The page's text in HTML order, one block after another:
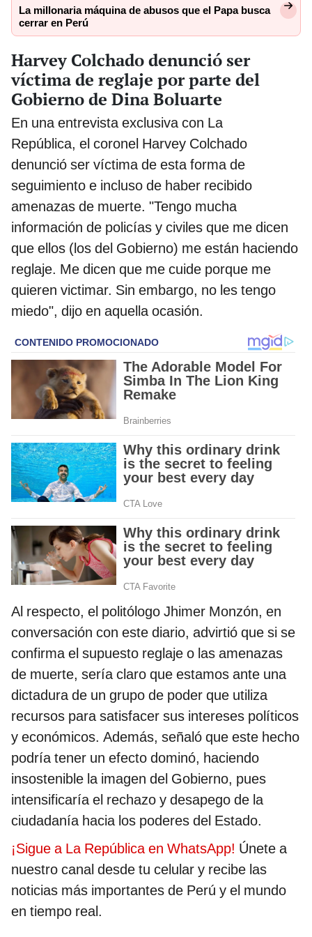
La millonaria máquina de abusos que el Papa busca
cerrar en Perú
Harvey Colchado denunció ser
víctima de reglaje por parte del
Gobierno de Dina Boluarte
En una entrevista exclusiva con La
República, el coronel Harvey Colchado
denunció ser víctima de esta forma de
seguimiento e incluso de haber recibido
amenazas de muerte. "Tengo mucha
información de policías y civiles que me dicen
que ellos (los del Gobierno) me están haciendo
reglaje. Me dicen que me cuide porque me
quieren victimar. Sin embargo, no les tengo
miedo", dijo en aquella ocasión.
Al respecto, el politólogo Jhimer Monzón, en
conversación con este diario, advirtió que si se
confirma el supuesto reglaje o las amenazas
de muerte, sería claro que estamos ante una
dictadura de un grupo de poder que utiliza
recursos para satisfacer sus intereses políticos
y económicos. Además, señaló que este hecho
podría tener un efecto dominó, haciendo
insostenible la imagen del Gobierno, pues
intensificaría el rechazo y desapego de la
ciudadanía hacia los poderes del Estado.
¡Sigue a La República en WhatsApp! Únete a
nuestro canal desde tu celular y recibe las
noticias más importantes de Perú y el mundo
en tiempo real.